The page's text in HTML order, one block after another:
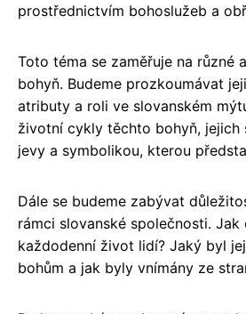
prostřednictvím bohoslužeb a
Toto téma se zaměřuje na různé
bohyň. Budeme prozkoumávat
atributy a roli ve slovanském
životní cykly těchto bohyň, jejich
jevy a symbolikou, kterou
Dále se budeme zabývat
rámci slovanské společnosti.
každodenní život lidí? Jaký byl
bohům a jak byly vnímány ze